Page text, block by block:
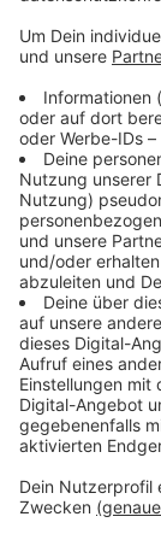
Besorgnis
Anzeige
Sollte Trump
Importzölle
Emscher-
und der EU.
Anzeige